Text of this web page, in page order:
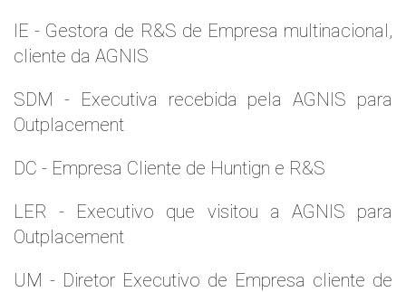
IE - Gestora de R&S de Empresa multinacional,
cliente da AGNIS
SDM - Executiva recebida pela AGNIS para
Outplacement
DC - Empresa Cliente de Huntign e R&S
LER - Executivo que visitou a AGNIS para
Outplacement
UM - Diretor Executivo de Empresa cliente de